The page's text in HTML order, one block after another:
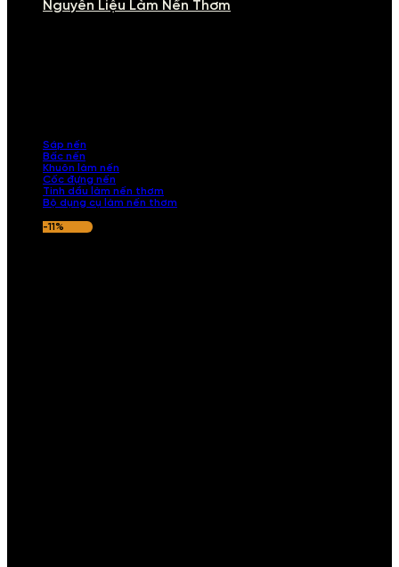
Nguyên Liệu Làm Nến Thơm
Sáp nến
Bấc nến
Khuôn làm nến
Cốc đựng nến
Tinh dầu làm nến thơm
Bộ dụng cụ làm nến thơm
-11%